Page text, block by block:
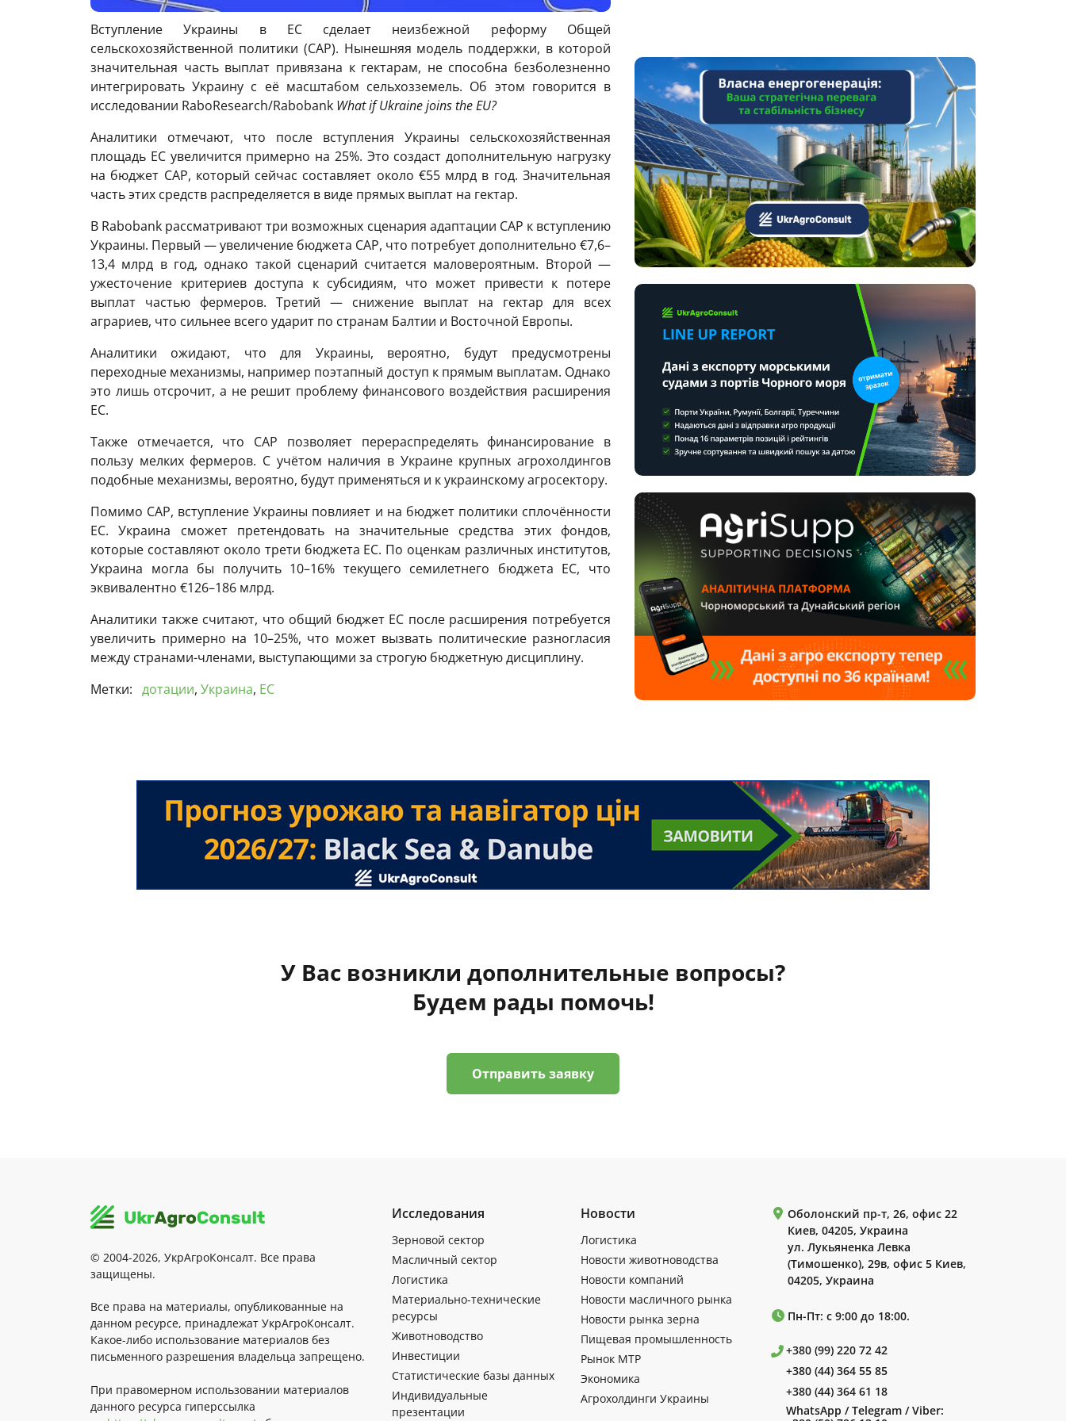
Вступление Украины в ЕС сделает неизбежной реформу Общей
сельскохозяйственной политики (CAP). Нынешняя модель поддержки, в которой
значительная часть выплат привязана к гектарам, не способна безболезненно
интегрировать Украину с её масштабом сельхозземель. Об этом говорится в
исследовании RaboResearch/Rabobank What if Ukraine joins the EU?
Аналитики отмечают, что после вступления Украины сельскохозяйственная
площадь ЕС увеличится примерно на 25%. Это создаст дополнительную нагрузку
на бюджет CAP, который сейчас составляет около €55 млрд в год. Значительная
часть этих средств распределяется в виде прямых выплат на гектар.
В Rabobank рассматривают три возможных сценария адаптации CAP к вступлению
Украины. Первый — увеличение бюджета CAP, что потребует дополнительно €7,6–
13,4 млрд в год, однако такой сценарий считается маловероятным. Второй —
ужесточение критериев доступа к субсидиям, что может привести к потере
выплат частью фермеров. Третий — снижение выплат на гектар для всех
аграриев, что сильнее всего ударит по странам Балтии и Восточной Европы.
Аналитики ожидают, что для Украины, вероятно, будут предусмотрены
переходные механизмы, например поэтапный доступ к прямым выплатам. Однако
это лишь отсрочит, а не решит проблему финансового воздействия расширения
ЕС.
Также отмечается, что CAP позволяет перераспределять финансирование в
пользу мелких фермеров. С учётом наличия в Украине крупных агрохолдингов
подобные механизмы, вероятно, будут применяться и к украинскому агросектору.
Помимо CAP, вступление Украины повлияет и на бюджет политики сплочённости
ЕС. Украина сможет претендовать на значительные средства этих фондов,
которые составляют около трети бюджета ЕС. По оценкам различных институтов,
Украина могла бы получить 10–16% текущего семилетнего бюджета ЕС, что
эквивалентно €126–186 млрд.
Аналитики также считают, что общий бюджет ЕС после расширения потребуется
увеличить примерно на 10–25%, что может вызвать политические разногласия
между странами-членами, выступающими за строгую бюджетную дисциплину.
Метки: дотации, Украина, ЕС
У Вас возникли дополнительные вопросы?
Будем рады помочь!
Отправить заявку
© 2004-2026, УкрАгроКонсалт. Все права
защищены.
Все права на материалы, опубликованные на
данном ресурсе, принадлежат УкрАгроКонсалт.
Какое-либо использование материалов без
письменного разрешения владельца запрещено.
При правомерном использовании материалов
данного ресурса гиперссылка
Исследования
Зерновой сектор
Масличный сектор
Логистика
Материально-технические
ресурсы
Животноводство
Инвестиции
Статистические базы данных
Индивидуальные
презентации
Новости
Логистика
Новости животноводства
Новости компаний
Новости масличного рынка
Новости рынка зерна
Пищевая промышленность
Рынок МТР
Экономика
Агрохолдинги Украины
Оболонский пр-т, 26, офис 22
Киев, 04205, Украина
ул. Лукьяненка Левка
(Тимошенко), 29в, офис 5 Киев,
04205, Украина
Пн-Пт: с 9:00 до 18:00.
+380 (99) 220 72 42
+380 (44) 364 55 85
+380 (44) 364 61 18
WhatsApp / Telegram / Viber: